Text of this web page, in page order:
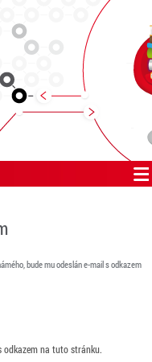
bude mu odeslán e-mail s odkazem
odkazem na tuto stránku.